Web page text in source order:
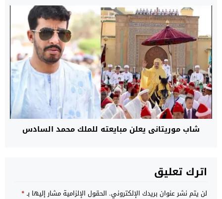
شاب موريتاني يعلن مبايعته للملك محمد السادس
اترك تعليق
لن يتم نشر عنوان بريدك الإلكتروني. الحقول الإلزامية مشار إليها بـ*